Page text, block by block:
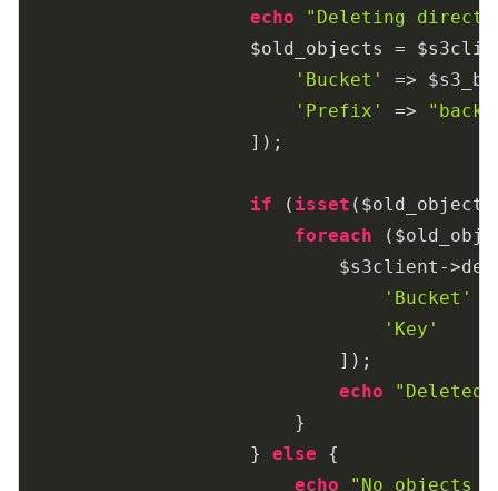
echo
"Deleting
$old_objects =
'Bucket'
=>
'Prefix'
=>
                    ]);
if ( isset
foreach
$s3client-
'Bucket'
'Key'
                            ]);
echo
"Deleted
                        }
                    }
else {
echo
"No objects